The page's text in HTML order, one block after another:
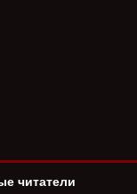
читатели